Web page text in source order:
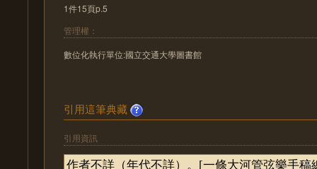
1件15頁p.5
管理權：
數位化執行單位:國立交通大學圖書館
引用這筆典藏
引用資訊